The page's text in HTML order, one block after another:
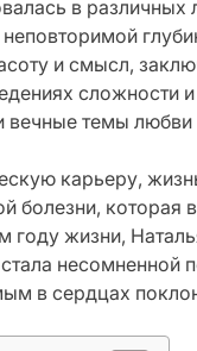
в различных
и смысл,
сложности
вечные темы любви
карьеру,
болезни, которая
году жизни,
несомненной
в сердцах